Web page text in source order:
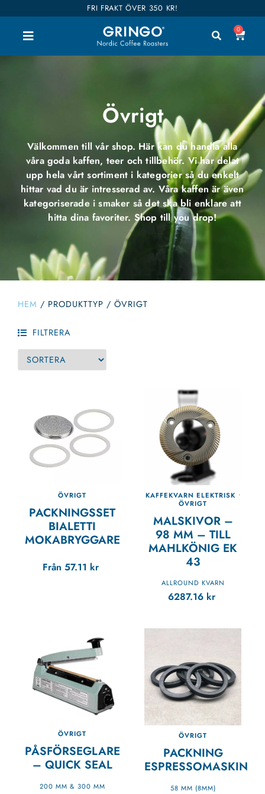
FRI FRAKT ÖVER 350 KR!
0
Övrigt
Välkommen till vår shop. Här kan du handla alla
våra goda kaffen, teer och tillbehör. Vi har delat
upp hela vårt sortiment i kategorier så du enkelt
hittar vad du är intresserad av. Våra kaffen är även
kategoriserade i smaker så det ska bli enklare att
hitta dina favoriter. Shop till you drop!
HEM / PRODUKTTYP / ÖVRIGT
FILTRERA
ÖVRIGT
PACKNINGSSET
BIALETTI
MOKABRYGGARE
Från 57.11 kr
KAFFEKVARN ELEKTRISK •
ÖVRIGT
MALSKIVOR –
98 MM – TILL
MAHLKÖNIG EK
43
ALLROUND KVARN
6287.16 kr
ÖVRIGT
PÅSFÖRSEGLARE
– QUICK SEAL
200 MM & 300 MM
ÖVRIGT
PACKNING
ESPRESSOMASKIN
58 MM (8MM)